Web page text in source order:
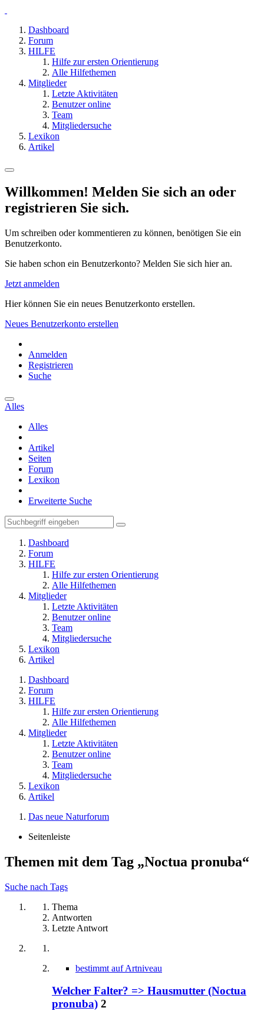
Dashboard
Forum
HILFE
Hilfe zur ersten Orientierung
Alle Hilfethemen
Mitglieder
Letzte Aktivitäten
Benutzer online
Team
Mitgliedersuche
Lexikon
Artikel
Willkommen! Melden Sie sich an oder
registrieren Sie sich.
Um schreiben oder kommentieren zu können, benötigen Sie ein
Benutzerkonto.
Sie haben schon ein Benutzerkonto? Melden Sie sich hier an.
Jetzt anmelden
Hier können Sie ein neues Benutzerkonto erstellen.
Neues Benutzerkonto erstellen
Anmelden
Registrieren
Suche
Alles
Alles
Artikel
Seiten
Forum
Lexikon
Erweiterte Suche
Dashboard
Forum
HILFE
Hilfe zur ersten Orientierung
Alle Hilfethemen
Mitglieder
Letzte Aktivitäten
Benutzer online
Team
Mitgliedersuche
Lexikon
Artikel
Dashboard
Forum
HILFE
Hilfe zur ersten Orientierung
Alle Hilfethemen
Mitglieder
Letzte Aktivitäten
Benutzer online
Team
Mitgliedersuche
Lexikon
Artikel
Das neue Naturforum
Seitenleiste
Themen mit dem Tag „Noctua pronuba“
Suche nach Tags
Thema
Antworten
Letzte Antwort
bestimmt auf Artniveau
Welcher Falter? => Hausmutter (Noctua
pronuba) 2